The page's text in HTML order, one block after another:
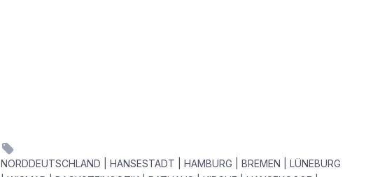
NORDDEUTSCHLAND | HANSESTADT | HAMBURG | BREMEN | LÜNEBURG